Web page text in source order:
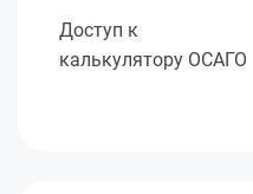
Доступ к
калькулятору ОСАГО